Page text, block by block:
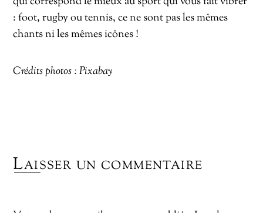
: foot, rugby ou tennis, ce ne sont pas les mêmes
chants ni les mêmes icônes !
Crédits photos : Pixabay
Laisser un commentaire